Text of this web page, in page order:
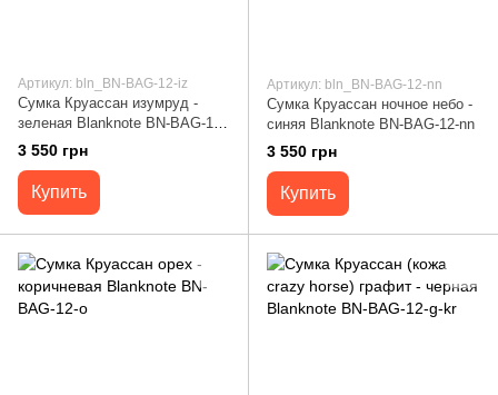
Артикул: bln_BN-BAG-12-iz
Сумка Круассан изумруд -
зеленая Blanknote BN-BAG-12-
iz
3 550 грн
Купить
Артикул: bln_BN-BAG-12-nn
Сумка Круассан ночное небо -
синяя Blanknote BN-BAG-12-nn
3 550 грн
Купить